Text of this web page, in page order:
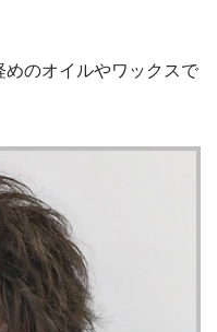
のオイルやワックスで